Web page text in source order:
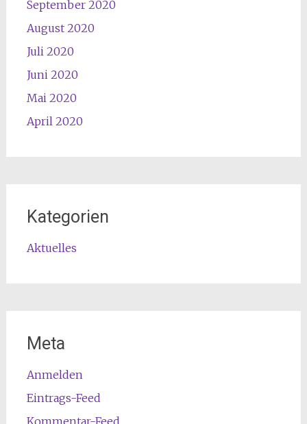
September 2020
August 2020
Juli 2020
Juni 2020
Mai 2020
April 2020
Kategorien
Aktuelles
Meta
Anmelden
Eintrags-Feed